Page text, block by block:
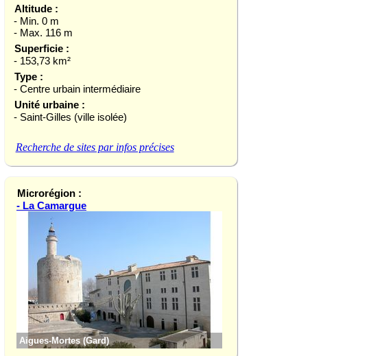
Altitude :
- Min. 0 m
- Max. 116 m
Superficie :
- 153,73 km²
Type :
- Centre urbain intermédiaire
Unité urbaine :
- Saint-Gilles (ville isolée)
Recherche de sites par infos précises
Microrégion :
- La Camargue
Aigues-Mortes (Gard)